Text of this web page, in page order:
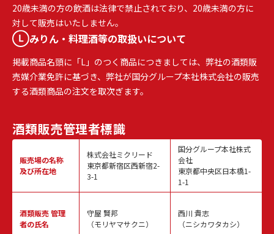
20歳未満の方の飲酒は法律で禁止されており、20歳未満の方に
対して販売はいたしません。
みりん・料理酒等の取扱いについて
掲載商品名頭に「L」のつく商品につきましては、弊社の酒類販
売媒介業免許に基づき、弊社が国分グループ本社株式会社の販売
する酒類商品の注文を取次ぎます。
酒類販売管理者標識
販売場の名称
及び所在地
酒類販売管理
者の氏名
株式会社ミクリード
東京都新宿区西新宿2-
3-1
守屋 賢邦
（モリヤマサクニ）
国分グループ本社株式
会社
東京都中央区日本橋1-
1-1
西川 貴志
（ニシカワタカシ）